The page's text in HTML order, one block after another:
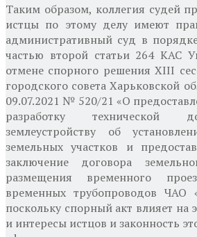
Таким образом, коллегия судей
истцы по этому делу имеют
административный суд в
частью второй статьи 264 КАС
отмене спорного решения XIII
городского совета Харьковской
09.07.2021 № 520/21 «О
разработку технической
землеустройству об
земельных участков и
заключение договора
размещения временного
временных трубопроводов ЧАО
поскольку спорный акт влияет на
и интересы истцов и законность